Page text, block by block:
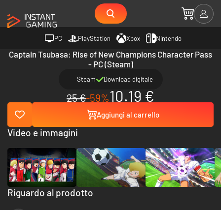
PC PlayStation Xbox Nintendo
Captain Tsubasa: Rise of New Champions Character Pass
- PC (Steam)
Steam Download digitale
25 €-59%10.19 €
Aggiungi al carrello
Riguardo al prodotto
Video e immagini